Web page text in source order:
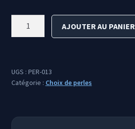
lune
AJOUTER AU PANIER
UGS : PER-013
Catégorie : Choix de perles